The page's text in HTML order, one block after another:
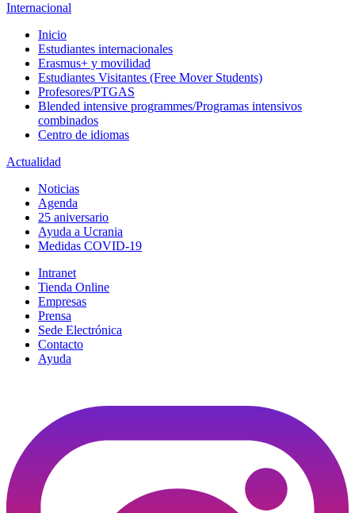
Internacional
Inicio
Estudiantes internacionales
Erasmus+ y movilidad
Estudiantes Visitantes (Free Mover Students)
Profesores/PTGAS
Blended intensive programmes/Programas intensivos
combinados
Centro de idiomas
Actualidad
Noticias
Agenda
25 aniversario
Ayuda a Ucrania
Medidas COVID-19
Intranet
Tienda Online
Empresas
Prensa
Sede Electrónica
Contacto
Ayuda